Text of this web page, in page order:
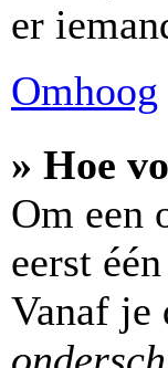
er
Omhoog
» Hoe
Om een
eerst
Vanaf je